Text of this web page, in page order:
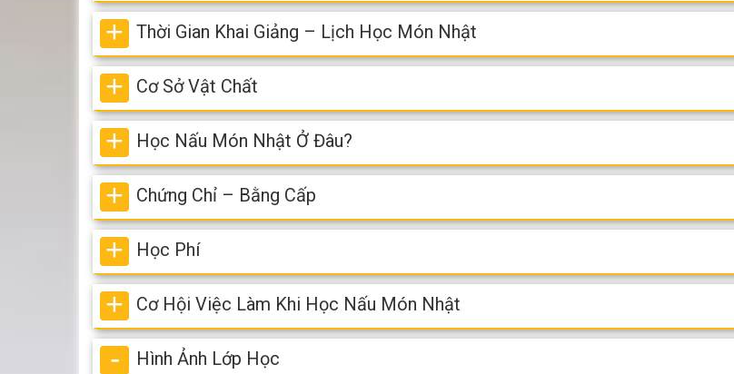
Thời Gian Khai Giảng – Lịch Học Món Nhật
Cơ Sở Vật Chất
Học Nấu Món Nhật Ở Đâu?
Chứng Chỉ – Bằng Cấp
Học Phí
Cơ Hội Việc Làm Khi Học Nấu Món Nhật
Hình Ảnh Lớp Học